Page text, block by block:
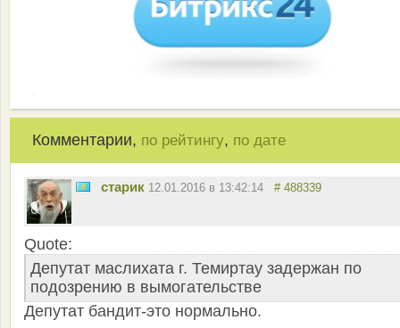
Комментарии, по рейтингу, по дате
старик 12.01.2016 в 13:42:14 # 488339
Quote:
Депутат маслихата г. Темиртау задержан по
подозрению в вымогательстве
Депутат бандит-это нормально.